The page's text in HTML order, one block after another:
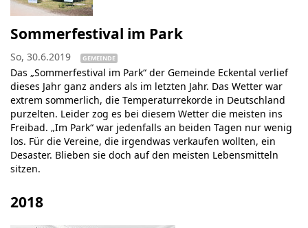
Sommerfestival im Park
So, 30.6.2019 GEMEINDE
Das „Sommerfestival im Park“ der Gemeinde Eckental verlief
dieses Jahr ganz anders als im letzten Jahr. Das Wetter war
extrem sommerlich, die Temperaturrekorde in Deutschland
purzelten. Leider zog es bei diesem Wetter die meisten ins
Freibad. „Im Park“ war jedenfalls an beiden Tagen nur wenig
los. Für die Vereine, die irgendwas verkaufen wollten, ein
Desaster. Blieben sie doch auf den meisten Lebensmitteln
sitzen.
2018